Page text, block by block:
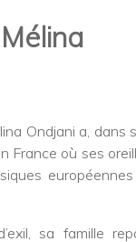
Ondjani a, dans
France où ses
sa famille